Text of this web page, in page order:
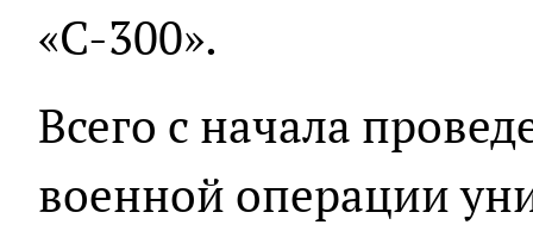
«С-300».
Всего с начала
военной операции